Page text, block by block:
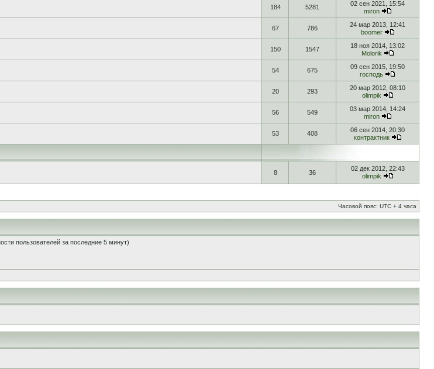
184 5281
02 сен 2021, 15:54
miron
67 786
24 мар 2013, 12:41
boomer
150 1547
18 ноя 2014, 13:02
Molorik
54 675
09 сен 2015, 19:50
господь
20 293
20 мар 2012, 08:10
olimpik
56 549
03 мар 2014, 14:24
miron
53 408
06 сен 2014, 20:30
контрактник
8 36
02 дек 2012, 22:43
olimpik
Часовой пояс: UTC + 4 часа
пользователей за последние 5 минут)